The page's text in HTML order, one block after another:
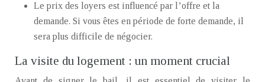
Le prix des loyers est influencé par l’offre et la
demande. Si vous êtes en période de forte demande, il
sera plus difficile de négocier.
La visite du logement : un moment crucial